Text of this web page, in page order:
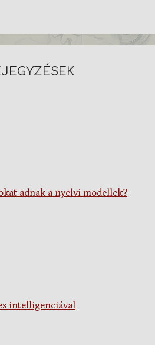
adnak a nyelvi modellek?
intelligenciával